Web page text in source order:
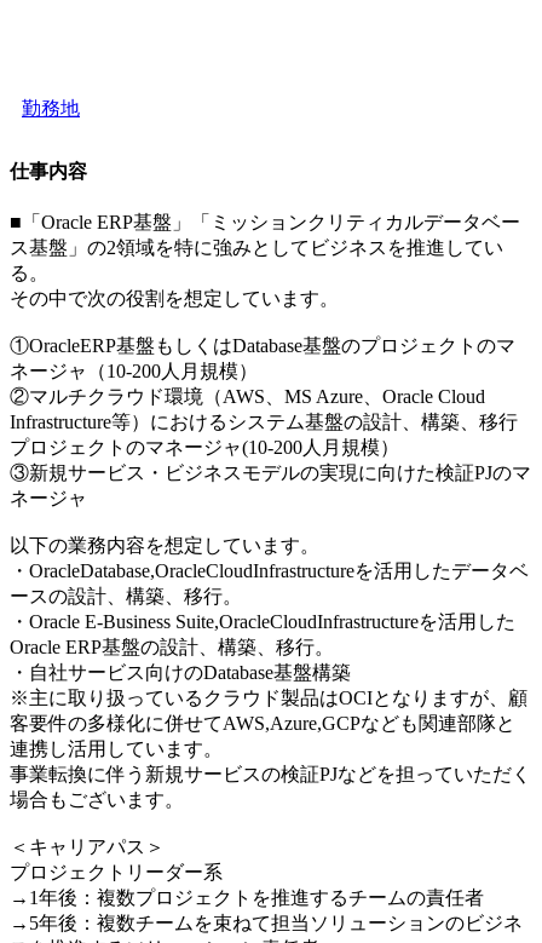
勤務地
仕事内容
■「Oracle ERP基盤」「ミッションクリティカルデータベー
ス基盤」の2領域を特に強みとしてビジネスを推進してい
る。
その中で次の役割を想定しています。
①OracleERP基盤もしくはDatabase基盤のプロジェクトのマ
ネージャ（10-200人月規模）
②マルチクラウド環境（AWS、MS Azure、Oracle Cloud
Infrastructure等）におけるシステム基盤の設計、構築、移行
プロジェクトのマネージャ(10-200人月規模）
③新規サービス・ビジネスモデルの実現に向けた検証PJのマ
ネージャ
以下の業務内容を想定しています。
・OracleDatabase,OracleCloudInfrastructureを活用したデータベ
ースの設計、構築、移行。
・Oracle E-Business Suite,OracleCloudInfrastructureを活用した
Oracle ERP基盤の設計、構築、移行。
・自社サービス向けのDatabase基盤構築
※主に取り扱っているクラウド製品はOCIとなりますが、顧
客要件の多様化に併せてAWS,Azure,GCPなども関連部隊と
連携し活用しています。
事業転換に伴う新規サービスの検証PJなどを担っていただく
場合もございます。
＜キャリアパス＞
プロジェクトリーダー系
→1年後：複数プロジェクトを推進するチームの責任者
→5年後：複数チームを束ねて担当ソリューションのビジネ